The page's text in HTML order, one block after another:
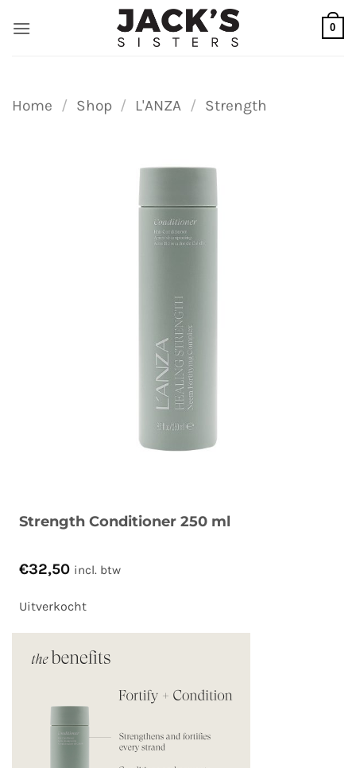
naar
0
Home / Shop / L'ANZA / Strength
Strength Conditioner 250 ml
€32,50 incl. btw
Uitverkocht